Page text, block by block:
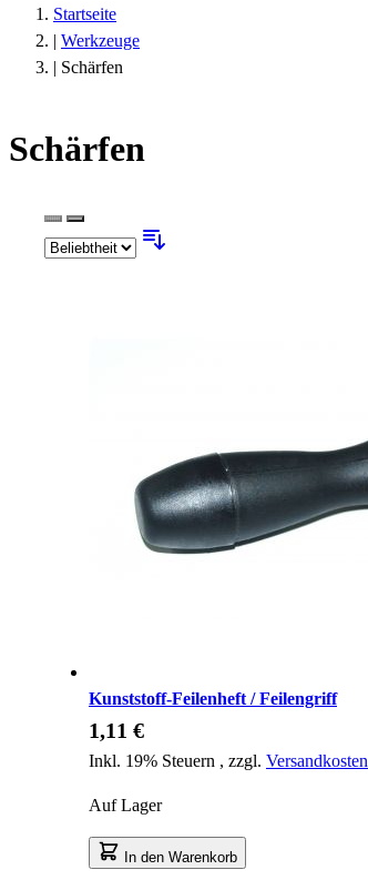
Startseite
| Werkzeuge
| Schärfen
Schärfen
Kunststoff-Feilenheft / Feilengriff
1,11 €
Inkl. 19% Steuern , zzgl. Versandkosten
Auf Lager
In den Warenkorb